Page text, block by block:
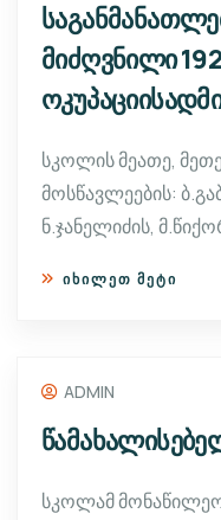
მიძღვნილი
სკოლის მეათე,
მოსწავლეების:
ნ.ჯანელიძის,
ᲘᲮᲘᲚᲔᲗ ᲛᲔᲢᲘ
ADMIN
სკოლამ